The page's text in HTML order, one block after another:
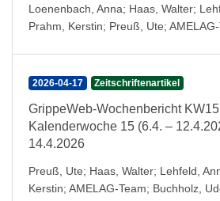
Loenenbach, Anna; Haas, Walter;
Prahm, Kerstin; Preuß, Ute;
2026-04-17 Zeitschriftenartikel
GrippeWeb-Wochenbericht KW15
Kalenderwoche 15 (6.4. –
14.4.2026
Preuß, Ute; Haas, Walter; Lehfeld,
Kerstin; AMELAG-Team; Buchholz,